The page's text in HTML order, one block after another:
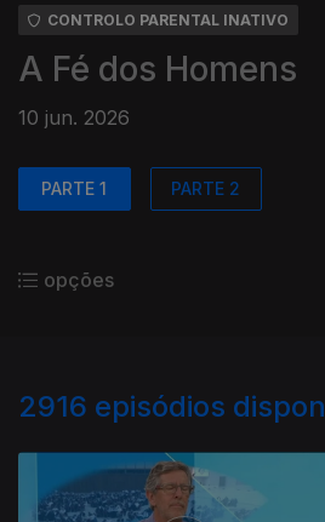
CONTROLO PARENTAL INATIVO
A Fé dos Homens
10 jun. 2026
PARTE 1 PARTE 2
opções
2916 episódios